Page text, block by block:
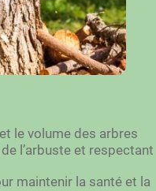
le volume des arbres
l’arbuste et respectant
maintenir la santé et la